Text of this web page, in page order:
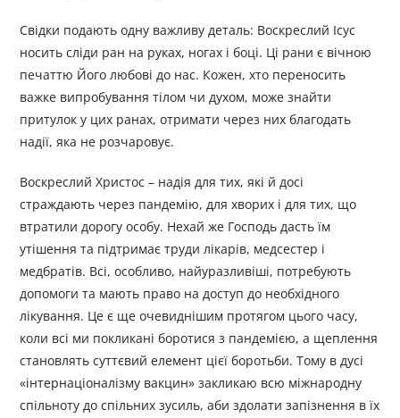
Свідки подають одну важливу деталь: Воскреслий Ісус
носить сліди ран на руках, ногах і боці. Ці рани є вічною
печаттю Його любові до нас. Кожен, хто переносить
важке випробування тілом чи духом, може знайти
притулок у цих ранах, отримати через них благодать
надії, яка не розчаровує.
Воскреслий Христос – надія для тих, які й досі
страждають через пандемію, для хворих і для тих, що
втратили дорогу особу. Нехай же Господь дасть їм
утішення та підтримає труди лікарів, медсестер і
медбратів. Всі, особливо, найуразливіші, потребують
допомоги та мають право на доступ до необхідного
лікування. Це є ще очевиднішим протягом цього часу,
коли всі ми покликані боротися з пандемією, а щеплення
становлять суттєвий елемент цієї боротьби. Тому в дусі
«інтернаціоналізму вакцин» закликаю всю міжнародну
спільноту до спільних зусиль, аби здолати запізнення в їх